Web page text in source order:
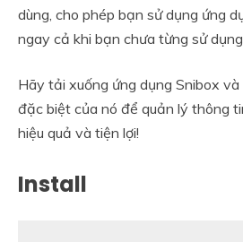
dùng, cho phép bạn sử dụng ứng
ngay cả khi bạn chưa từng sử
Hãy tải xuống ứng dụng Snibox
đặc biệt của nó để quản lý thông
hiệu quả và tiện lợi!
Install